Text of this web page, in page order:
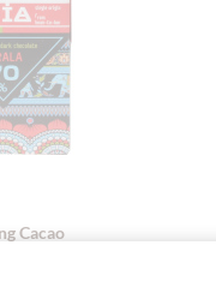
Cacao